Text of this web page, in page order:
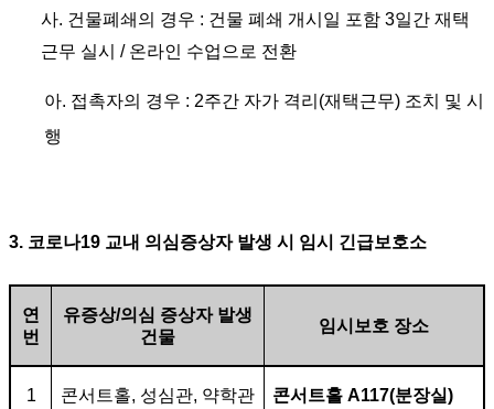
사. 건물폐쇄의 경우 : 건물 폐쇄 개시일 포함3일간 재택
근무 실시/ 온라인 수업으로 전환
아. 접촉자의 경우 : 2주간 자가 격리 (재택근무) 조치 및 시
행
3. 코로나19 교내 의심증상자 발생 시 임시 긴급보호소
연
번
유증상/의심 증상자 발생
건물
임시보호 장소
1 콘서트홀, 성심관, 약학관 콘서트홀 A117(분장실)